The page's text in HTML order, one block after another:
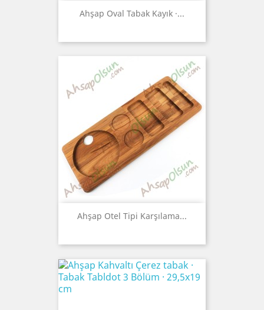
Ahşap Oval Tabak Kayık ·...
Ahşap Otel Tipi Karşılama...